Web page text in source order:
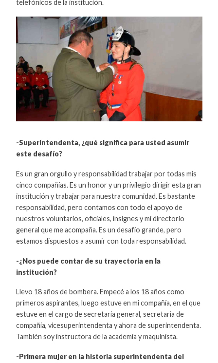
telefónicos de la institución.
-Superintendenta, ¿qué significa para usted asumir
este desafío?
Es un gran orgullo y responsabilidad trabajar por todas mis
cinco compañías. Es un honor y un privilegio dirigir esta gran
institución y trabajar para nuestra comunidad. Es bastante
responsabilidad, pero contamos con todo el apoyo de
nuestros voluntarios, oficiales, insignes y mi directorio
general que me acompaña. Es un desafío grande, pero
estamos dispuestos a asumir con toda responsabilidad.
-¿Nos puede contar de su trayectoria en la
institución?
Llevo 18 años de bombera. Empecé a los 18 años como
primeros aspirantes, luego estuve en mi compañía, en el que
estuve en el cargo de secretaria general, secretaria de
compañía, vicesuperintendenta y ahora de superintendenta.
También soy instructora de la academia y maquinista.
-Primera mujer en la historia superintendenta del